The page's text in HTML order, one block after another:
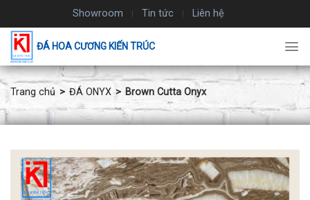
nội
dung
Showroom Tin tức Liên hệ
ĐÁ HOA CƯƠNG KIẾN TRÚC
Trang chủ ĐÁ ONYX Brown Cutta Onyx